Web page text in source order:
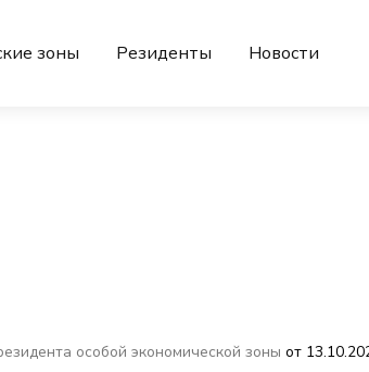
зоны Резиденты Новости
особой экономической зоны от